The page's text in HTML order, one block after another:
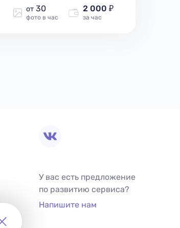
от 30
фото в час
2 000 ₽
за час
У вас есть предложение
по развитию сервиса?
Напишите нам